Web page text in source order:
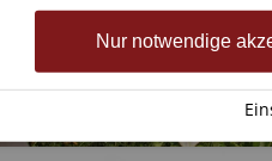
Nur notwendige